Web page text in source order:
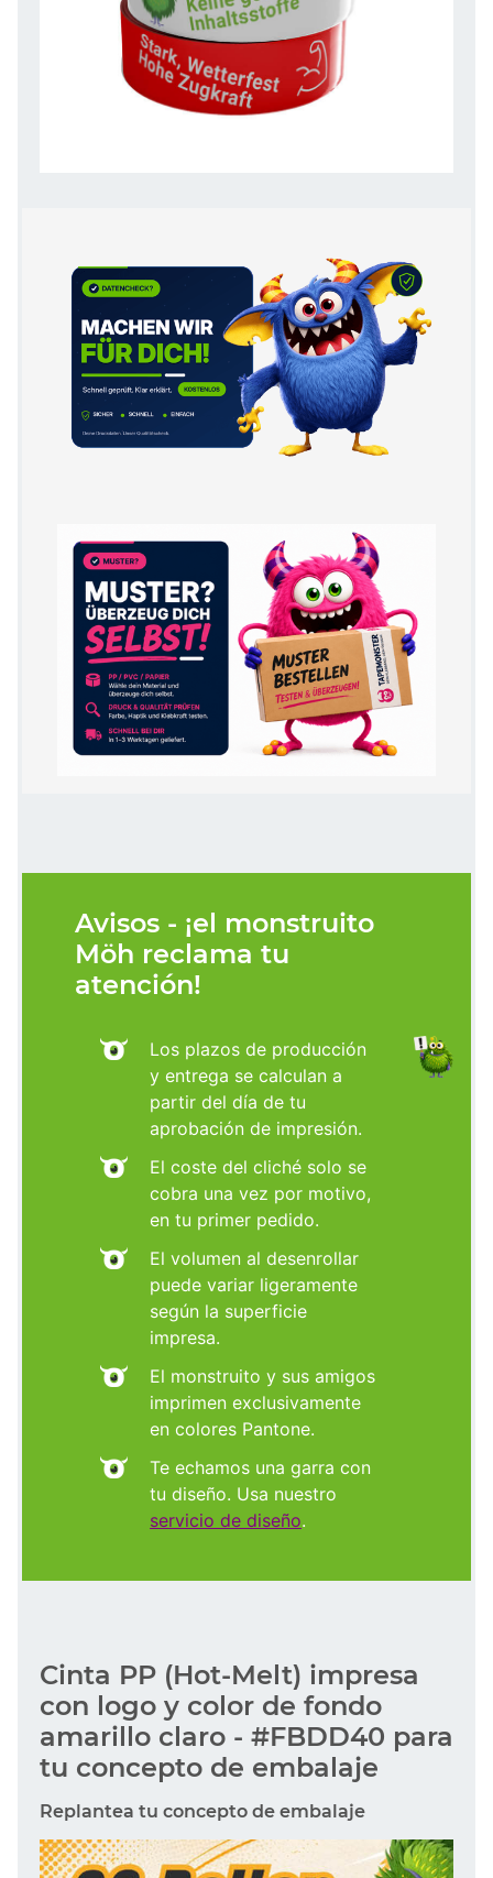
Avisos - ¡el monstruito
Möh reclama tu
atención!
Los plazos de producción
y entrega se calculan a
partir del día de tu
aprobación de impresión.
El coste del cliché solo se
cobra una vez por motivo,
en tu primer pedido.
El volumen al desenrollar
puede variar ligeramente
según la superficie
impresa.
El monstruito y sus amigos
imprimen exclusivamente
en colores Pantone.
Te echamos una garra con
tu diseño. Usa nuestro
servicio de diseño.
Cinta PP (Hot-Melt) impresa
con logo y color de fondo
amarillo claro - #FBDD40 para
tu concepto de embalaje
Replantea tu concepto de embalaje